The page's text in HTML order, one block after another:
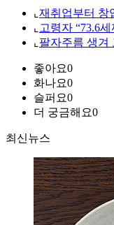
⌞ 재취업부터 창
⌞ 고령자 “73.6
⌞ 팔자주름 생겨
좋아요0
화나요0
슬퍼요0
더 궁금해요0
최신뉴스